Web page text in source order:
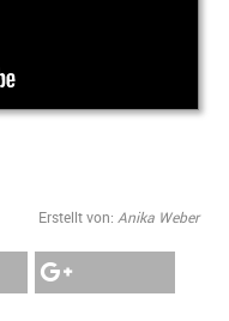
Erstellt von: Anika Weber